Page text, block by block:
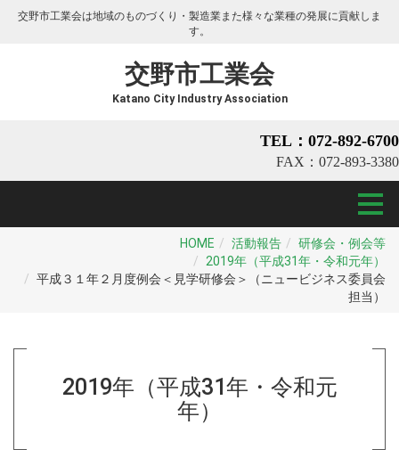
交野市工業会は地域のものづくり・製造業また様々な業種の発展に貢献しま
す。
交野市工業会
Katano City Industry Association
TEL：072-892-6700
FAX：072-893-3380
HOME 活動報告
研修会・例会等
2019年（平成31年・令和元年）
平成３１年２月度例会＜見学研修会＞（ニュービジネス委員会
担当）
2019年（平成31年・令和元
年）